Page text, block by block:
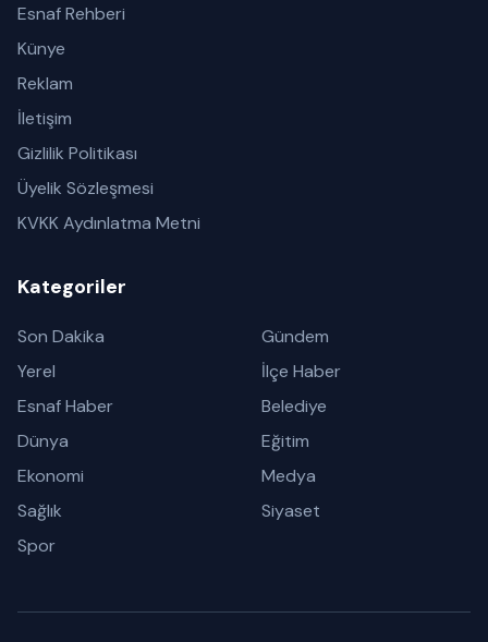
Esnaf Rehberi
Künye
Reklam
İletişim
Gizlilik Politikası
Üyelik Sözleşmesi
KVKK Aydınlatma Metni
Kategoriler
Son Dakika
Gündem
Yerel
İlçe Haber
Esnaf Haber
Belediye
Dünya
Eğitim
Ekonomi
Medya
Sağlık
Siyaset
Spor